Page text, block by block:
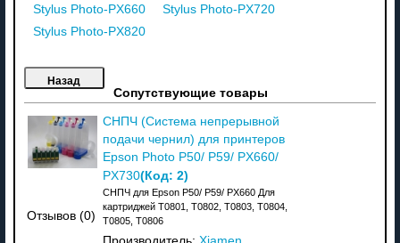
Stylus Photo-PX660
Stylus Photo-PX720
Stylus Photo-PX820
Сопутствующие товары
Отзывов (0)
СНПЧ (Система непрерывной
подачи чернил) для принтеров
Epson Photo P50/ P59/ PX660/
PX730(Код: 2)
СНПЧ для Epson P50/ P59/ PX660 Для
картриджей T0801, T0802, T0803, T0804,
T0805, T0806